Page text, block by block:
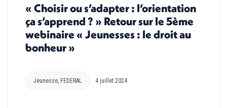
« Choisir ou s’adapter : l’orientation
ça s’apprend ? » Retour sur le 5ème
webinaire « Jeunesses : le droit au
bonheur »
Jeunesse FEDERAL 4 juillet 2024